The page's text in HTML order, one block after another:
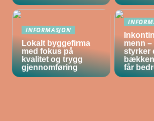
INFORMASJON
Lokalt byggefirma
med fokus på
kvalitet og trygg
gjennomføring
menn –
styrker
får